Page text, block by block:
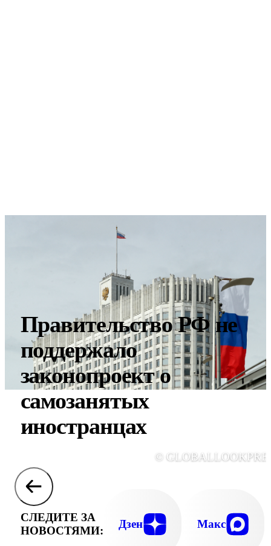
Правительство РФ не
поддержало
законопроект о
самозанятых
иностранцах
©
СЛЕДИТЕ ЗА
НОВОСТЯМИ:
Дзен Макс